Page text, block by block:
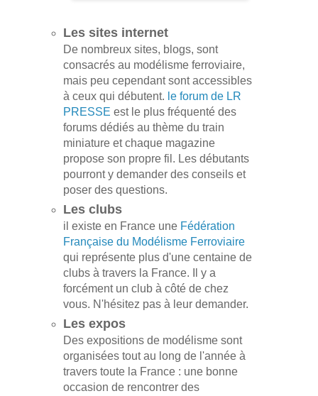
Les sites internet
De nombreux sites, blogs, sont
consacrés au modélisme ferroviaire,
mais peu cependant sont accessibles
à ceux qui débutent. le forum de LR
PRESSE est le plus fréquenté des
forums dédiés au thème du train
miniature et chaque magazine
propose son propre fil. Les débutants
pourront y demander des conseils et
poser des questions.
Les clubs
il existe en France une Fédération
Française du Modélisme Ferroviaire
qui représente plus d'une centaine de
clubs à travers la France. Il y a
forcément un club à côté de chez
vous. N'hésitez pas à leur demander.
Les expos
Des expositions de modélisme sont
organisées tout au long de l'année à
travers toute la France : une bonne
occasion de rencontrer des